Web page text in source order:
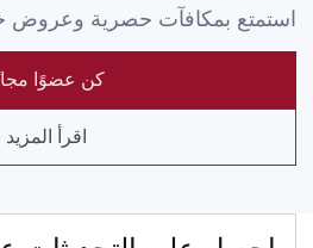
استمتع بمكافآت حصرية وعروض
كن عضوًا
اقرأ المزيد